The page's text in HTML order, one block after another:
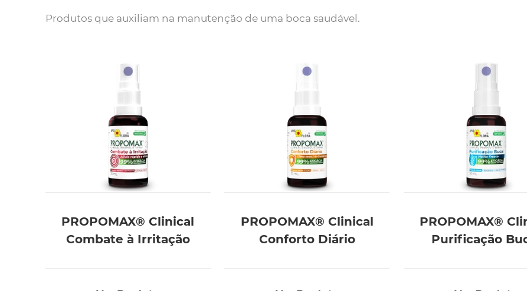
Produtos que auxiliam na manutenção de uma boca saudável.
PROPOMAX® Clinical
Combate à Irritação
PROPOMAX® Clinical
Conforto Diário
PROPOMAX®
Purificação